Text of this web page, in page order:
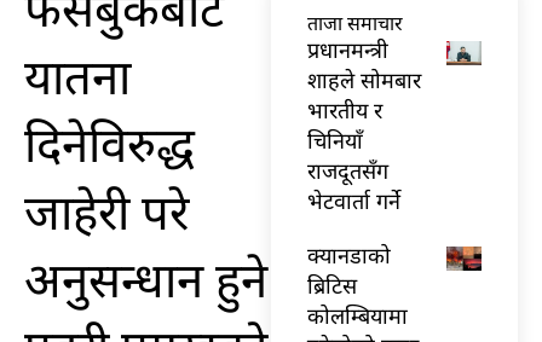
यातना
दिनेविरुद्ध
जाहेरी परे
अनुसन्धान हुने
ताजा समाचार
प्रधानमन्त्री
शाहले सोमबार
भारतीय र
चिनियाँ
राजदूतसँग
भेटवार्ता गर्ने
क्यानडाको
ब्रिटिस
कोलम्बियामा